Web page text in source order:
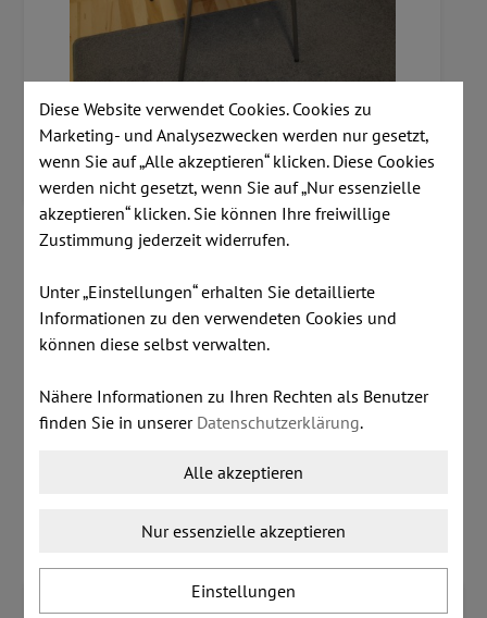
Artikelnummer:A1274
Lagerstand:0 Stk
€ 5,00
Diese Website verwendet Cookies. Cookies zu
Marketing- und Analysezwecken werden nur gesetzt,
wenn Sie auf „Alle akzeptieren“ klicken. Diese Cookies
werden nicht gesetzt, wenn Sie auf „Nur essenzielle
akzeptieren“ klicken. Sie können Ihre freiwillige
Zustimmung jederzeit widerrufen.
Unter „Einstellungen“ erhalten Sie detaillierte
Informationen zu den verwendeten Cookies und
können diese selbst verwalten.
Nähere Informationen zu Ihren Rechten als Benutzer
finden Sie in unserer Datenschutzerklärung.
Alle akzeptieren
Nur essenzielle akzeptieren
Einstellungen